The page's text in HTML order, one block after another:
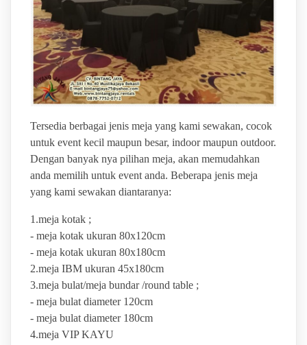
Tersedia berbagai jenis meja yang kami sewakan, cocok
untuk event kecil maupun besar, indoor maupun outdoor.
Dengan banyak nya pilihan meja, akan memudahkan
anda memilih untuk event anda. Beberapa jenis meja
yang kami sewakan diantaranya:
1.meja kotak ;
- meja kotak ukuran 80x120cm
- meja kotak ukuran 80x180cm
2.meja IBM ukuran 45x180cm
3.meja bulat/meja bundar /round table ;
- meja bulat diameter 120cm
- meja bulat diameter 180cm
4.meja VIP KAYU